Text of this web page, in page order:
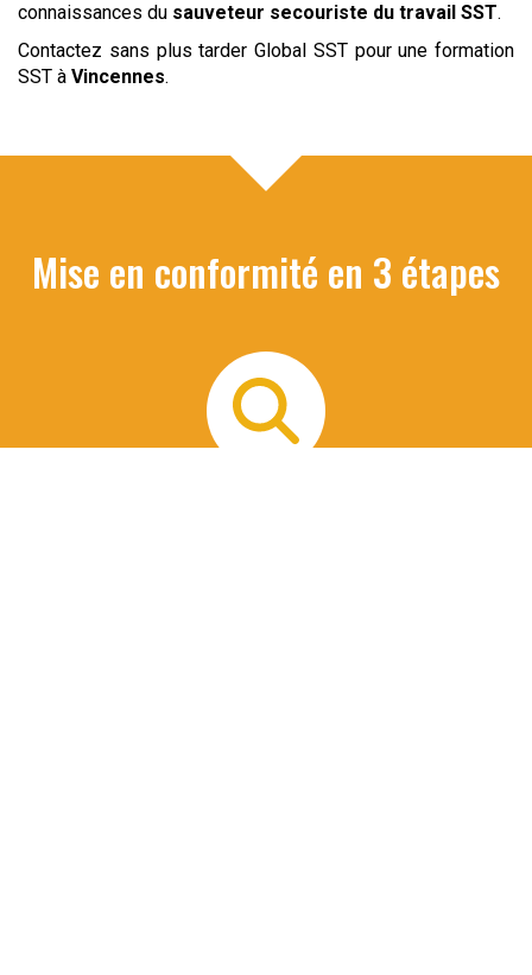
connaissances du sauveteur secouriste du travail SST.
Contactez sans plus tarder Global SST pour une formation
SST à Vincennes.
Mise en conformité en 3 étapes